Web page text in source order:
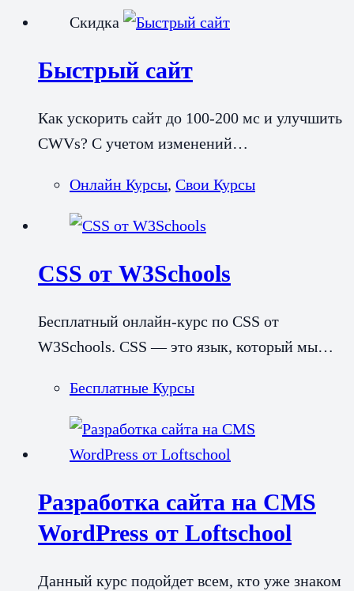
Скидка
Быстрый сайт
Как ускорить сайт до 100-200 мс и улучшить
CWVs? С учетом изменений…
Онлайн Курсы, Свои Курсы
CSS от W3Schools
Бесплатный онлайн-курс по CSS от
W3Schools. CSS — это язык, который мы…
Бесплатные Курсы
Разработка сайта на CMS
WordPress от Loftschool
Данный курс подойдет всем, кто уже знаком